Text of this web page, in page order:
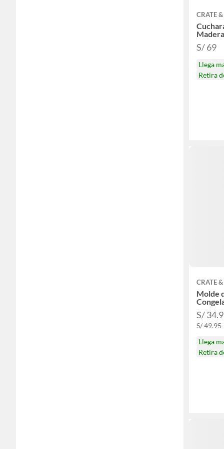
CRATE
S/ 69
Llega
Retira
CRATE
Molde
S/
S/ 49.95
Llega
Retira